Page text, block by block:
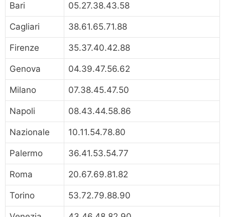
Bari 05.27.38.43.58
Cagliari 38.61.65.71.88
Firenze 35.37.40.42.88
Genova 04.39.47.56.62
Milano 07.38.45.47.50
Napoli 08.43.44.58.86
Nazionale 10.11.54.78.80
Palermo 36.41.53.54.77
Roma 20.67.69.81.82
Torino 53.72.79.88.90